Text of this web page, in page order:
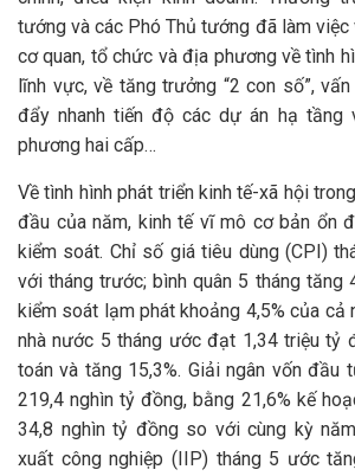
tướng và các Phó Thủ tướng đã làm việc
cơ quan, tổ chức và địa phương về tình
lĩnh vực, về tăng trưởng “2 con số”,
đẩy nhanh tiến độ các dự án hạ tầng
phương hai cấp…
Về tình hình phát triển kinh tế-xã hội
đầu của năm, kinh tế vĩ mô cơ bản ổn
kiểm soát. Chỉ số giá tiêu dùng (CPI)
với tháng trước; bình quân 5 tháng tăng
kiểm soát lạm phát khoảng 4,5% của cả
nhà nước 5 tháng ước đạt 1,34 triệu tỷ
toán và tăng 15,3%. Giải ngân vốn đầu
219,4 nghìn tỷ đồng, bằng 21,6% kế
34,8 nghìn tỷ đồng so với cùng kỳ
xuất công nghiệp (IIP) tháng 5 ước